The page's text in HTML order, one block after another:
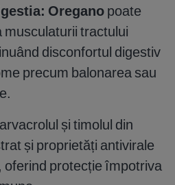
Oregano poate
musculaturii tractului
disconfortul digestiv
precum balonarea sau
și timolul din
și proprietăți antivirale
oferind protecție împotriva